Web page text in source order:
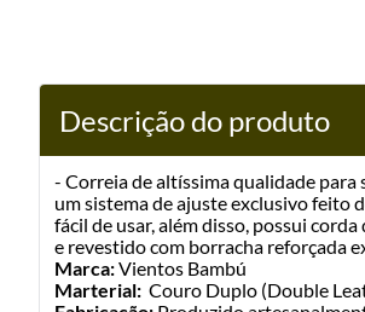
Descrição do produto
- Correia de altíssima qualidade para
um sistema de ajuste exclusivo feito
fácil de usar, além disso, possui
e revestido com borracha reforçada
Marca:Vientos Bambú
Marterial: Couro Duplo (Double